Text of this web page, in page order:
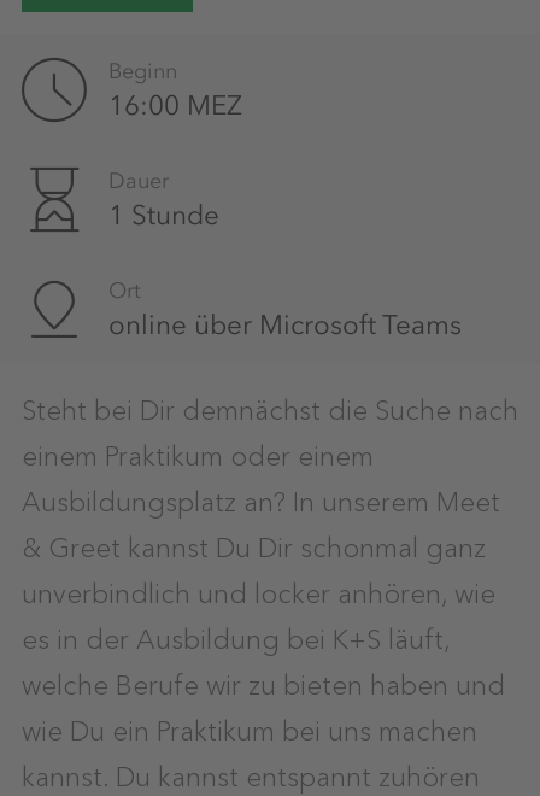
Beginn
16:00 MEZ
Dauer
1 Stunde
Ort
online über Microsoft Teams
Steht bei Dir demnächst die Suche nach
einem Praktikum oder einem
Ausbildungsplatz an? In unserem Meet
& Greet kannst Du Dir schonmal ganz
unverbindlich und locker anhören, wie
es in der Ausbildung bei K+S läuft,
welche Berufe wir zu bieten haben und
wie Du ein Praktikum bei uns machen
kannst. Du kannst entspannt zuhören